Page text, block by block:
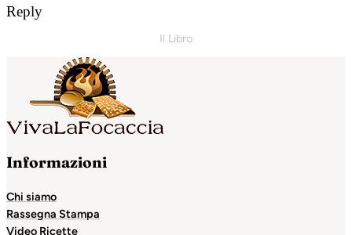
Reply
Il Libro
Informazioni
Chi siamo
Rassegna Stampa
Video Ricette